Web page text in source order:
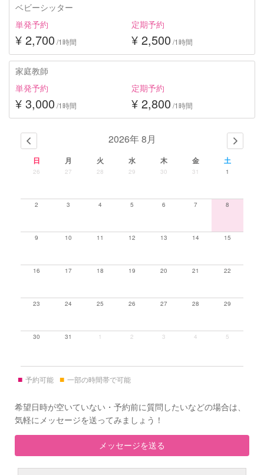
ベビーシッター
単発予約
¥ 2,700 /1時間
定期予約
¥ 2,500 /1時間
家庭教師
単発予約
¥ 3,000 /1時間
定期予約
¥ 2,800 /1時間
2026年 8月
日 月 火 水 木 金 土
26 27 28 29 30 31 1
2 3 4 5 6 7 8
9 10 11 12 13 14 15
16 17 18 19 20 21 22
23 24 25 26 27 28 29
30 31 1 2 3 4 5
■ 予約可能 ■ 一部の時間帯で可能
希望日時が空いていない・予約前に質問したいなどの場合は、
気軽にメッセージを送ってみましょう！
メッセージを送る